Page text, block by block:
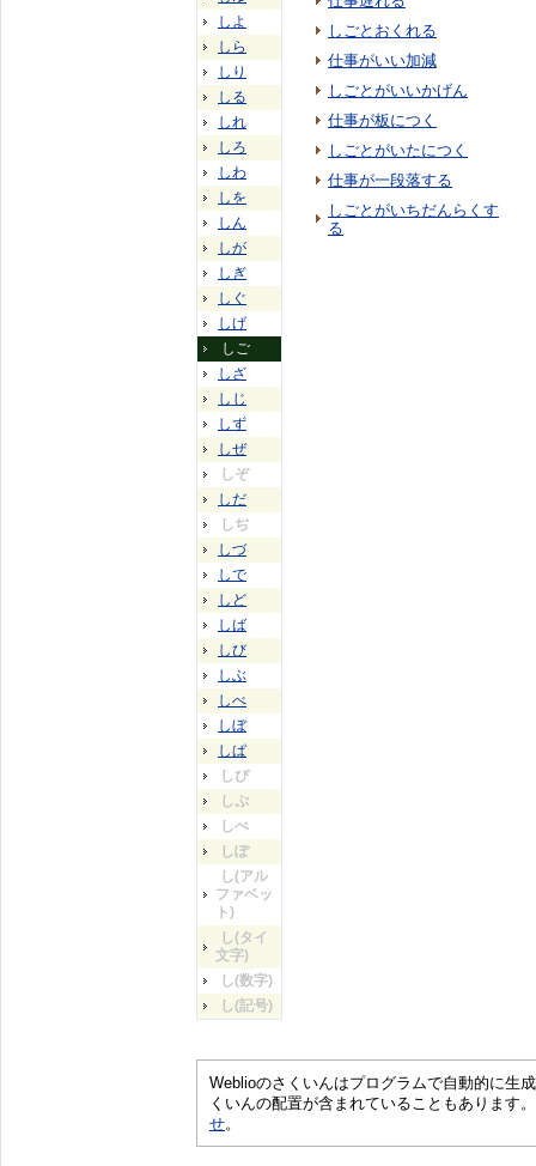
しよ
しら
しり
しる
しれ
しろ
しわ
しを
しん
しが
しぎ
しぐ
しげ
しご
しざ
しじ
しず
しぜ
しぞ
しだ
しぢ
しづ
しで
しど
しば
しび
しぶ
しべ
しぼ
しぱ
しぴ
しぷ
しぺ
しぽ
し(アル
ファベッ
ト)
し(タイ
文字)
し(数字)
し(記号)
しごとおくれる
仕事がいい加減
しごとがいいかげん
仕事が板につく
しごとがいたにつく
仕事が一段落する
しごとがいちだんらくす
る
Weblioのさくいんはプログラムで自動的に生
くいんの配置が含まれていることもあります
せ。